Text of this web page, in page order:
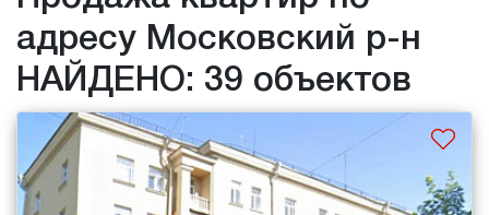
адресу Московский р-н
НАЙДЕНО: 39 объектов